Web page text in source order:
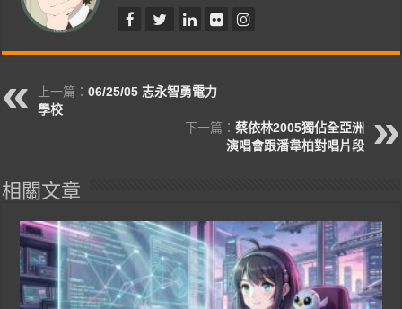
上一篇：06/25/05 志永智勇電力
學校
下一篇： 蔡依林2005獨佔全亞洲
演唱會跟潘韋柏對唱片段
相關文章